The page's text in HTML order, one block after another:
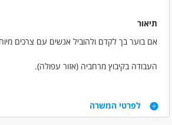
תיאור
אם בוער בך לקדם ולהוביל אנשים עם צרכים
העבודה בקיבוץ מרחביה (אזור עפולה).
- עבודה טיפולית עם בוגרים על הרצף האוטיסטי.
- ליווי הדיירים בשגרת היומיום ויצירת סביבה
- ניסיון קודם בתחום הצרכים המיוחדים - יתרון.
לפרטי המשרה